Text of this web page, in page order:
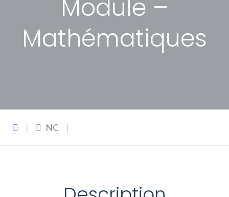
Module –
Mathématiques
| NC |